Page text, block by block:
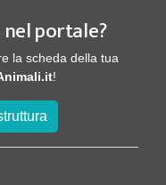
nel portale?
la scheda della tua
!